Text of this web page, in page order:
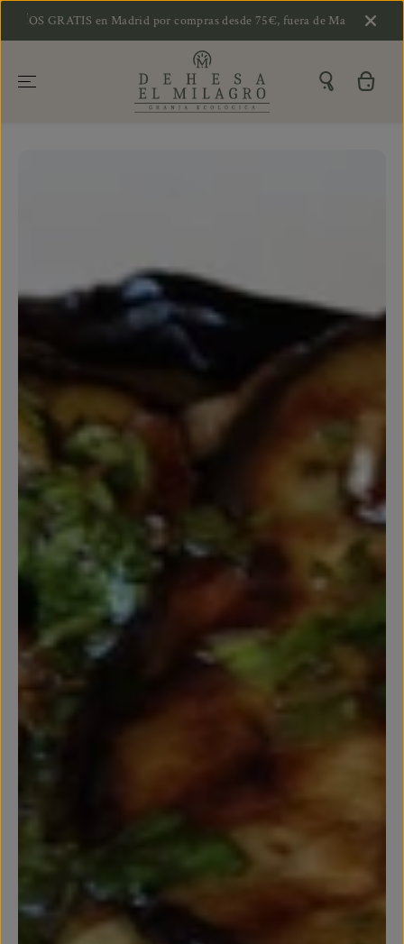
SALTAR AL
CONTENIDO
en Madrid por compras desde 75€, fuera de Madrid desde 90€ y a